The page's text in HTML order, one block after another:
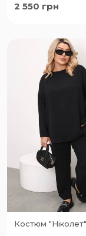
2 550 грн
Костюм